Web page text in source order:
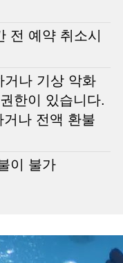
전 예약 취소시
거나 기상 악화
한이 있습니다.
나 전액 환불
이 불가